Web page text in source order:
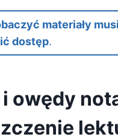
materiały
dostęp.
i owędy